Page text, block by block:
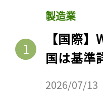
製造業
【国際
国は基準
2026/07/13